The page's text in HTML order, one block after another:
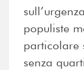
populiste
particolare
senza